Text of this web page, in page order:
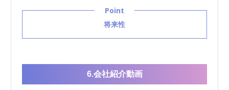
Point
将来性
6.会社紹介動画